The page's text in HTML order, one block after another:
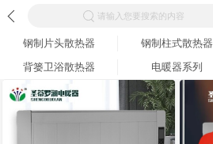
请输入您要搜索的内容
钢制片头散热器 钢制柱式散热器
背篓卫浴散热器
电暖器系列